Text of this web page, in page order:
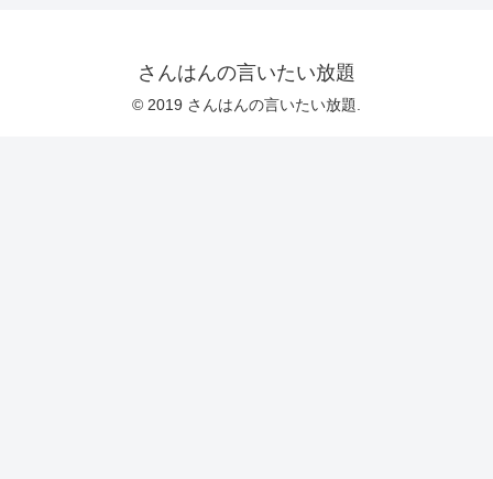
さんはんの言いたい放題
© 2019 さんはんの言いたい放題.